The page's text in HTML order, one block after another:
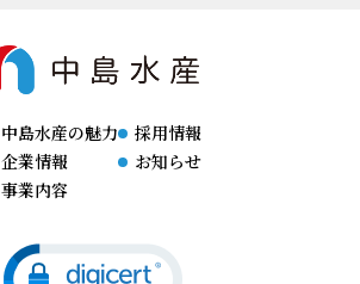
中島水産の魅力
企業情報
事業内容
採用情報
お知らせ